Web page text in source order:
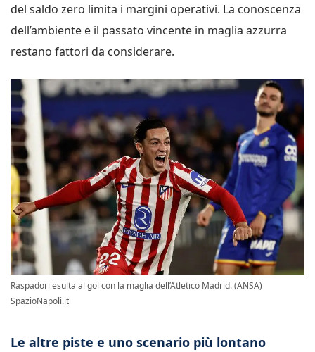
del saldo zero limita i margini operativi. La conoscenza
dell’ambiente e il passato vincente in maglia azzurra
restano fattori da considerare.
Raspadori esulta al gol con la maglia dell’Atletico Madrid. (ANSA)
SpazioNapoli.it
Le altre piste e uno scenario più lontano